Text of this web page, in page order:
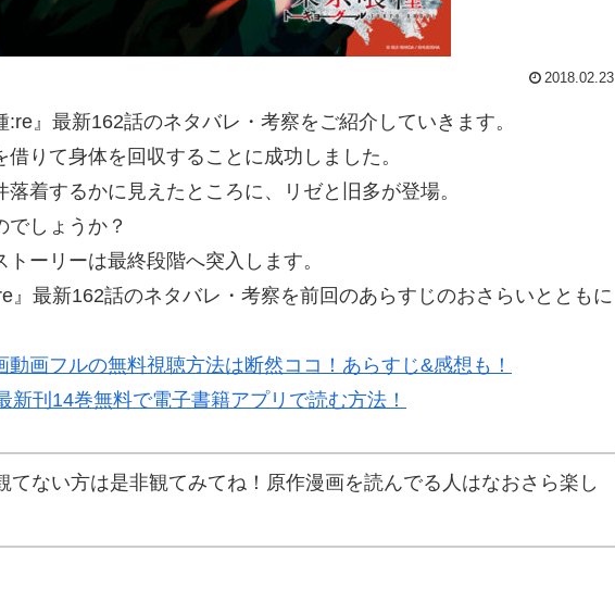
2018.02.23
』最新162話のネタバレ・考察をご紹介していきます。
借りて身体を回収することに成功しました。
着するかに見えたところに、リゼと旧多が登場。
でしょうか？
ーリーは最終段階へ突入します。
』最新162話のネタバレ・考察を前回のあらすじのおさらいとともに
動画フルの無料視聴方法は断然ココ！あらすじ&感想も！
新刊14巻無料で電子書籍アプリで読む方法！
てない方は是非観てみてね！原作漫画を読んでる人はなおさら楽し